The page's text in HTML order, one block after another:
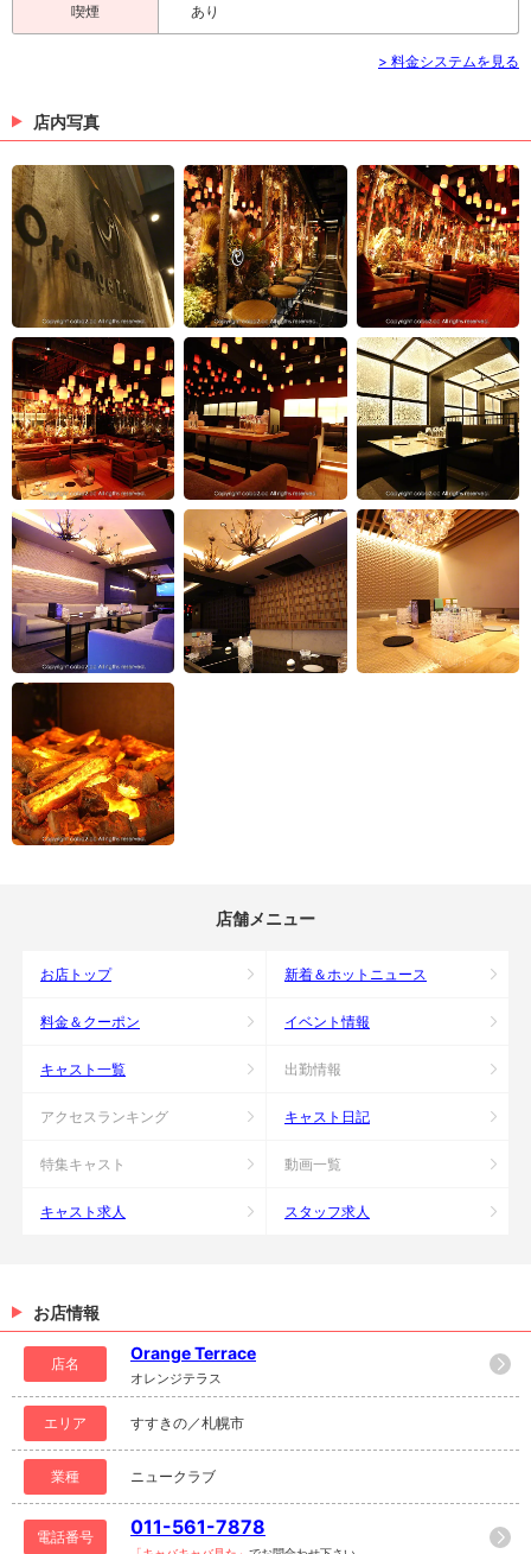
喫煙 あり
> 料金システムを見る
店内写真
店舗メニュー
お店トップ 新着＆ホットニュース
料金＆クーポン イベント情報
キャスト一覧 出勤情報
アクセスランキング キャスト日記
特集キャスト 動画一覧
キャスト求人 スタッフ求人
お店情報
店名
Orange Terrace
オレンジテラス
エリア すすきの／札幌市
業種 ニュークラブ
電話番号 011-561-7878